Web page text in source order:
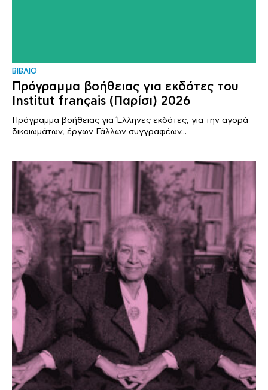
ΒΙΒΛΙΟ
Πρόγραμμα βοήθειας για εκδότες του
Institut français (Παρίσι) 2026
Πρόγραμμα βοήθειας για Έλληνες εκδότες, για την αγορά
δικαιωμάτων, έργων Γάλλων συγγραφέων...